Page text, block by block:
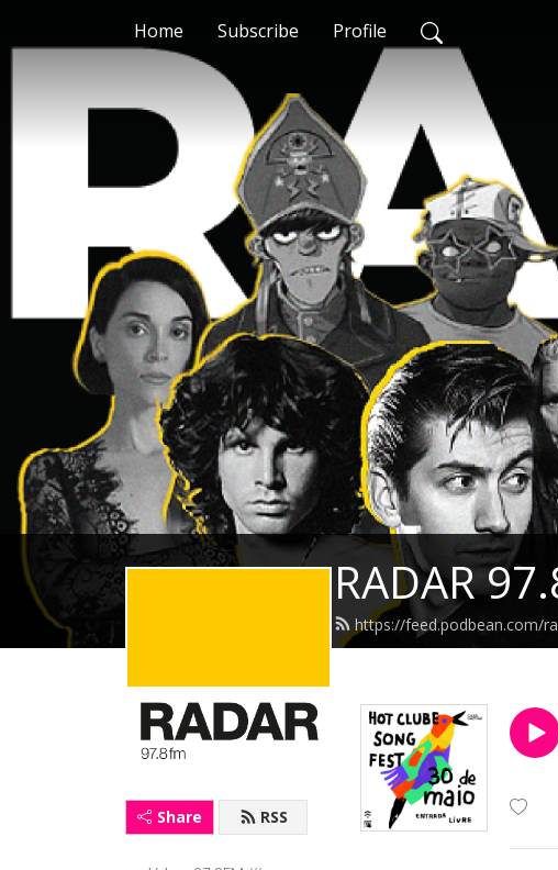
Home Subscribe Profile
RADAR
https://feed.podbean.com/
Share RSS